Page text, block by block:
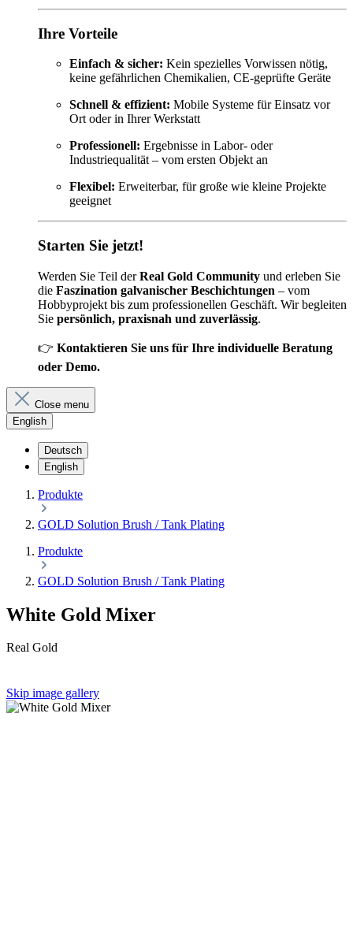
Ihre Vorteile
Einfach & sicher: Kein spezielles Vorwissen nötig,
keine gefährlichen Chemikalien, CE-geprüfte Geräte
Schnell & effizient: Mobile Systeme für Einsatz vor
Ort oder in Ihrer Werkstatt
Professionell: Ergebnisse in Labor- oder
Industriequalität – vom ersten Objekt an
Flexibel: Erweiterbar, für große wie kleine Projekte
geeignet
Starten Sie jetzt!
Werden Sie Teil derReal Gold Community und erleben Sie
die Faszination galvanischer Beschichtungen – vom
Hobbyprojekt bis zum professionellen Geschäft. Wir begleiten
Sie persönlich, praxisnah und zuverlässig.
👉 Kontaktieren Sie uns für Ihre individuelle Beratung
oder Demo.
Close menu
English
Deutsch
English
Produkte
GOLD Solution Brush / Tank Plating
Produkte
GOLD Solution Brush / Tank Plating
White Gold Mixer
Real Gold
Skip image gallery